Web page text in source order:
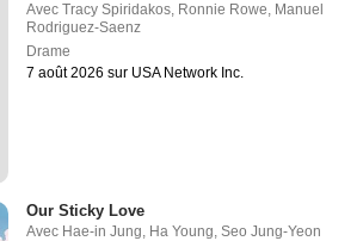
AvecTracy Spiridakos, Ronnie Rowe, Manuel
Rodriguez-Saenz
Drame
7 août 2026 sur USA Network Inc.
Our Sticky Love
Avec Hae-in Jung Ha Young ,Seo Jung-Yeon